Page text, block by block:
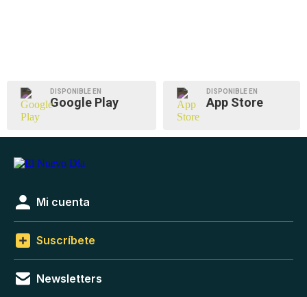
DISPONIBLE EN
Google Play
DISPONIBLE EN
App Store
Mi cuenta
Suscríbete
Newsletters